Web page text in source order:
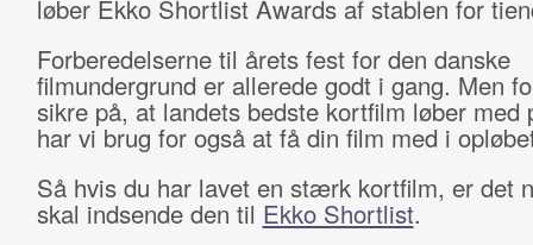
løber Ekko Shortlist Awards af stablen for
Forberedelserne til årets fest for den danske
filmundergrund er allerede godt i gang. Men
sikre på, at landets bedste kortfilm løber med
har vi brug for også at få din film med i
Så hvis du har lavet en stærk kortfilm, er det
skal indsende den til Ekko Shortlist.